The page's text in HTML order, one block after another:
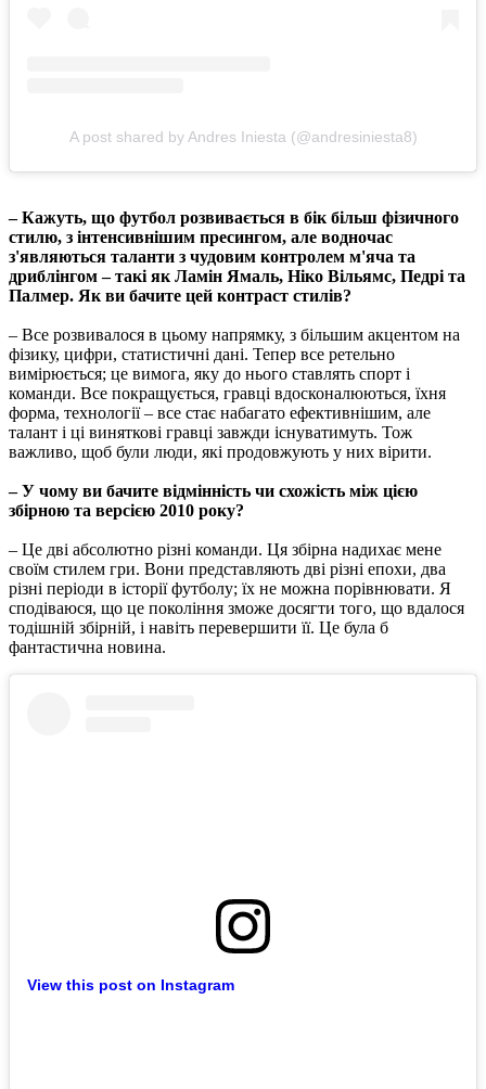
A post shared by Andres Iniesta (@andresiniesta8)
– Кажуть, що футбол розвивається в бік більш фізичного
стилю, з інтенсивнішим пресингом, але водночас
з'являються таланти з чудовим контролем м'яча та
дриблінгом – такі як Ламін Ямаль, Ніко Вільямс, Педрі та
Палмер. Як ви бачите цей контраст стилів?
– Все розвивалося в цьому напрямку, з більшим акцентом на
фізику, цифри, статистичні дані. Тепер все ретельно
вимірюється; це вимога, яку до нього ставлять спорт і
команди. Все покращується, гравці вдосконалюються, їхня
форма, технології – все стає набагато ефективнішим, але
талант і ці виняткові гравці завжди існуватимуть. Тож
важливо, щоб були люди, які продовжують у них вірити.
– У чому ви бачите відмінність чи схожість між цією
збірною та версією 2010 року?
– Це дві абсолютно різні команди. Ця збірна надихає мене
своїм стилем гри. Вони представляють дві різні епохи, два
різні періоди в історії футболу; їх не можна порівнювати. Я
сподіваюся, що це покоління зможе досягти того, що вдалося
тодішній збірній, і навіть перевершити її. Це була б
фантастична новина.
View this post on Instagram